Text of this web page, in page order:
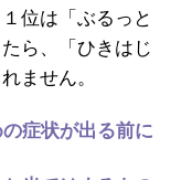
１位は「ぶるっと
ら、
「ひきはじ
ません。
症状が出る前に